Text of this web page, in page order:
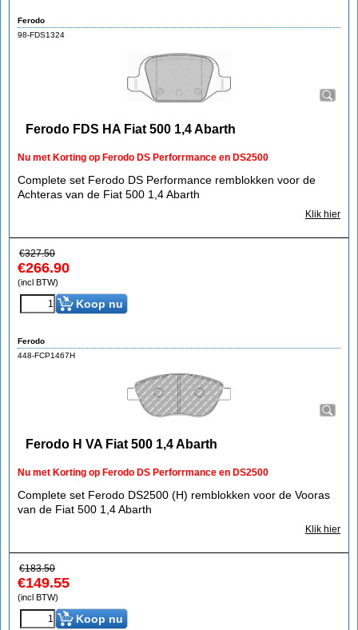
Ferodo
98-FDS1324
Ferodo FDS HA Fiat 500 1,4 Abarth
Nu met Korting op Ferodo DS Perforrmance en DS2500
Complete set Ferodo DS Performance remblokken voor de
Achteras van de Fiat 500 1,4 Abarth
Klik hier
€327.50
€266.90
(incl BTW)
Koop nu
Ferodo
448-FCP1467H
Ferodo H VA Fiat 500 1,4 Abarth
Nu met Korting op Ferodo DS Perforrmance en DS2500
Complete set Ferodo DS2500 (H) remblokken voor de Vooras
van de Fiat 500 1,4 Abarth
Klik hier
€183.50
€149.55
(incl BTW)
Koop nu